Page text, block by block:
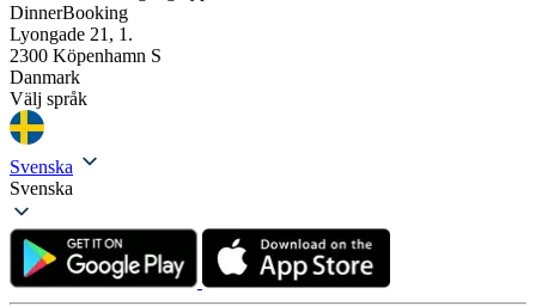
DinnerBooking
Lyongade 21, 1.
2300 Köpenhamn S
Danmark
Välj språk
Svenska
Svenska